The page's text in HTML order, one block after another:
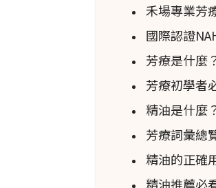
研究結論
對萃取物進行
用的原因。
禾場專業芳
國際認證
芳療是什麼
芳療初學者
精油是什麼
芳療詞彙總
精油的正確
精油推薦必